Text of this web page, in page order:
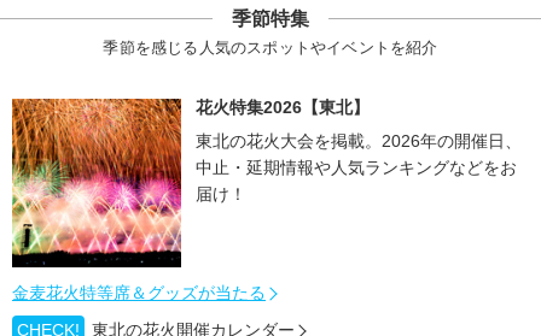
季節特集
季節を感じる人気のスポットやイベントを紹介
花火特集2026【東北】
東北の花火大会を掲載。2026年の開催日、
中止・延期情報や人気ランキングなどをお
届け！
金麦花火特等席＆グッズが当たる
CHECK!
東北の花火開催カレンダー